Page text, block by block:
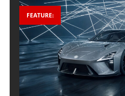
FEATURE: